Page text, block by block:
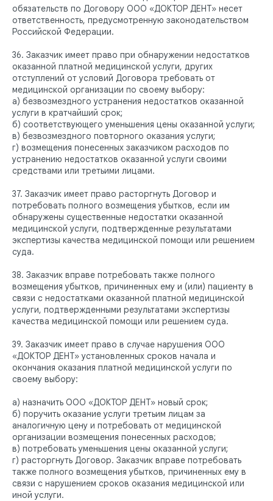
обязательств по Договору ООО «ДОКТОР ДЕНТ» несет
ответственность, предусмотренную законодательством
Российской Федерации.
36. Заказчик имеет право при обнаружении недостатков
оказанной платной медицинской услуги, других
отступлений от условий Договора требовать от
медицинской организации по своему выбору:
а) безвозмездного устранения недостатков оказанной
услуги в кратчайший срок;
б) соответствующего уменьшения цены оказанной услуги;
в) безвозмездного повторного оказания услуги;
г) возмещения понесенных заказчиком расходов по
устранению недостатков оказанной услуги своими
средствами или третьими лицами.
37. Заказчик имеет право расторгнуть Договор и
потребовать полного возмещения убытков, если им
обнаружены существенные недостатки оказанной
медицинской услуги, подтвержденные результатами
экспертизы качества медицинской помощи или решением
суда.
38. Заказчик вправе потребовать также полного
возмещения убытков, причиненных ему и (или) пациенту в
связи с недостатками оказанной платной медицинской
услуги, подтвержденными результатами экспертизы
качества медицинской помощи или решением суда.
39. Заказчик имеет право в случае нарушения ООО
«ДОКТОР ДЕНТ» установленных сроков начала и
окончания оказания платной медицинской услуги по
своему выбору:
а) назначить ООО «ДОКТОР ДЕНТ» новый срок;
б) поручить оказание услуги третьим лицам за
аналогичную цену и потребовать от медицинской
организации возмещения понесенных расходов;
в) потребовать уменьшения цены оказанной услуги;
г) расторгнуть Договор. Заказчик вправе потребовать
также полного возмещения убытков, причиненных ему в
связи с нарушением сроков оказания медицинской или
иной услуги.
ПАЦИЕНТАМ
Ответы на
вопросы
Специалисты
Цены
УСЛУГИ
Лечение зубов
Удаление зубов
Протезирование | Имплантация
О КЛИНИКЕ
Отзывы
Акции
Контакты
ПРАВОВАЯ ИНФОРМАЦИЯ
Сертификаты и лицензии
Контакты и реквизиты
Политика конфиденциальности
персональных данных
Нормативно-правовые акты